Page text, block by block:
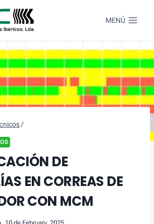
MENÚ
/
DE
EN CORREAS DE
CON MCM